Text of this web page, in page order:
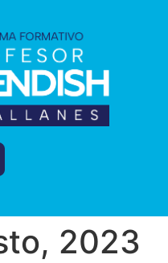
2023